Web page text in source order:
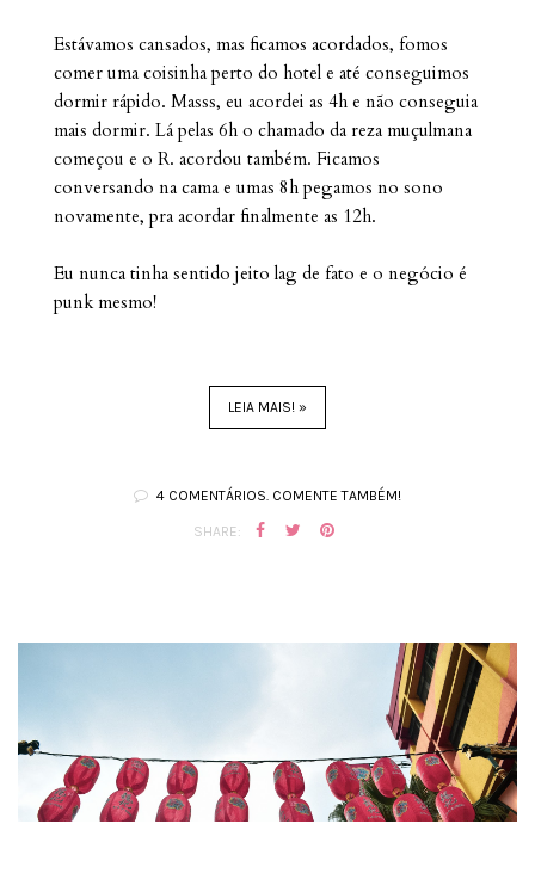
Estávamos cansados, mas ficamos acordados, fomos
comer uma coisinha perto do hotel e até conseguimos
dormir rápido. Masss, eu acordei as 4h e não conseguia
mais dormir. Lá pelas 6h o chamado da reza muçulmana
começou e o R. acordou também. Ficamos
conversando na cama e umas 8h pegamos no sono
novamente, pra acordar finalmente as 12h.
Eu nunca tinha sentido jeito lag de fato e o negócio é
punk mesmo!
LEIA MAIS! »
4 COMENTÁRIOS. COMENTE TAMBÉM!
SHARE: